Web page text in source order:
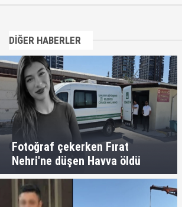
DİĞER HABERLER
Fotoğraf çekerken Fırat
Nehri'ne düşen Havva öldü